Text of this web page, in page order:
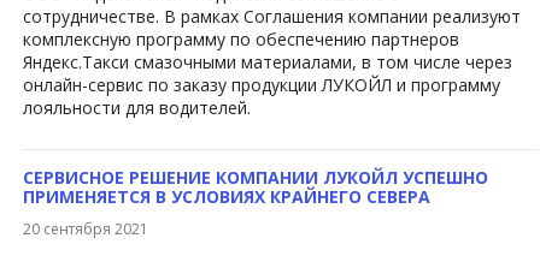
сотрудничестве. В рамках Соглашения компании реализуют
комплексную программу по обеспечению партнеров
Яндекс.Такси смазочными материалами, в том числе через
онлайн-сервис по заказу продукции ЛУКОЙЛ и программу
лояльности для водителей.
СЕРВИСНОЕ РЕШЕНИЕ КОМПАНИИ ЛУКОЙЛ УСПЕШНО
ПРИМЕНЯЕТСЯ В УСЛОВИЯХ КРАЙНЕГО СЕВЕРА
20 сентября 2021